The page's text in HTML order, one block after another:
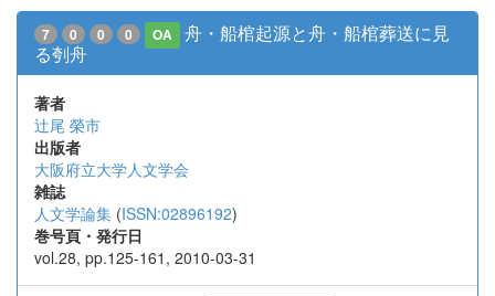
7 0 0 0 OA
舟・船棺起源と舟・船棺葬送に見
る刳舟
著者
辻尾 榮市
出版者
大阪府立大学人文学会
雑誌
人文学論集 (ISSN:02896192)
巻号頁・発行日
vol.28, pp.125-161, 2010-03-31